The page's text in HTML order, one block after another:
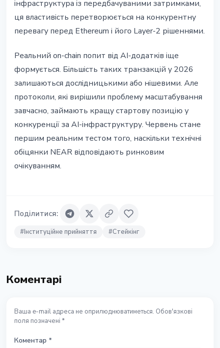
інфраструктура із передбачуваними затримками,
ця властивість перетворюється на конкурентну
перевагу перед Ethereum і його Layer-2 рішеннями.
Реальний on-chain попит від AI-додатків іще
формується. Більшість таких транзакцій у 2026
залишаються дослідницькими або нішевими. Але
протоколи, які вирішили проблему масштабування
завчасно, займають кращу стартову позицію у
конкуренції за AI-інфраструктуру. Червень стане
першим реальним тестом того, наскільки технічні
обіцянки NEAR відповідають ринковим
очікуванням.
Поділитися:
#Інституційне прийняття #Стейкінг
Коментарі
Ваша e-mail адреса не оприлюднюватиметься. Обов'язкові
поля позначені *
Коментар *